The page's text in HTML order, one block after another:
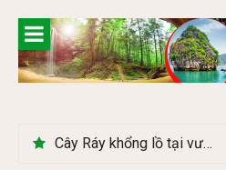
content
Cây Ráy khổng lồ tại vườn Quốc gia Cúc Phương